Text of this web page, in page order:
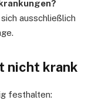
ausschließlich
nicht krank
festhalten: